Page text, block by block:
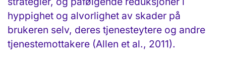
hyppighet og alvorlighet av skader på
brukeren selv, deres tjenesteytere og andre
tjenestemottakere (Allen et al., 2011).